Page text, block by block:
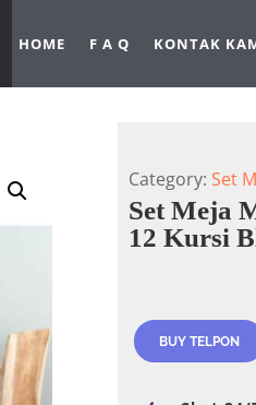
HOME F A Q KONTAK
Category: Set
Set Meja
12 Kursi
BUY TELPON